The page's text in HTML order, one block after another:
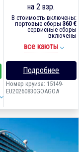
на 2 взр.
В стоимость включены:
портовые сборы 360 €
сервисные сборы
включены
все каюты
Подробнее
Номер круиза: 15149-
EU20260830GOAGOA